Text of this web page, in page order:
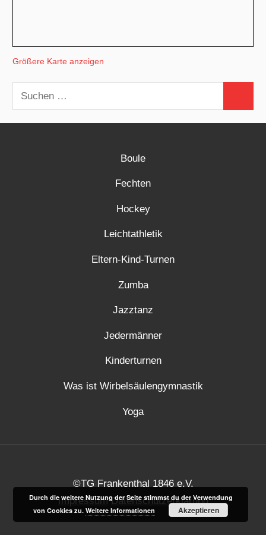
Größere Karte anzeigen
Suchen
nach:
Boule
Fechten
Hockey
Leichtathletik
Eltern-Kind-Turnen
Zumba
Jazztanz
Jedermänner
Kinderturnen
Was ist Wirbelsäulengymnastik
Yoga
©TG Frankenthal 1846 e.V.
Impressum Datenschutzerklärung
Durch die weitere Nutzung der Seite stimmst du der Verwendung
von Cookies zu.Weitere Informationen Akzeptieren